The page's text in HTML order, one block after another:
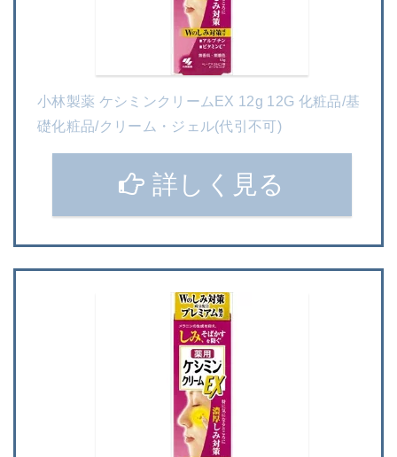
小林製薬 ケシミンクリームEX 12g 12G 化粧品/基
礎化粧品/クリーム・ジェル(代引不可)
詳しく見る